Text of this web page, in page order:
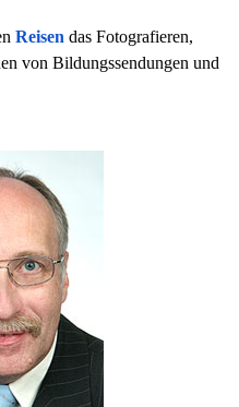
Reisen das Fotografieren,
von Bildungssendungen und